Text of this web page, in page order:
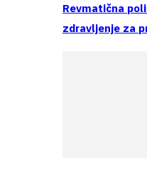
Revmatična
zdravljenje za